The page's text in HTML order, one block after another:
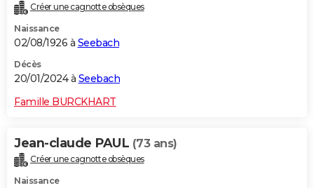
Créer une cagnotte obsèques
Naissance
02/08/1926 à Seebach
Décès
20/01/2024 à Seebach
Famille BURCKHART
Jean-claude PAUL (73 ans)
Créer une cagnotte obsèques
Naissance